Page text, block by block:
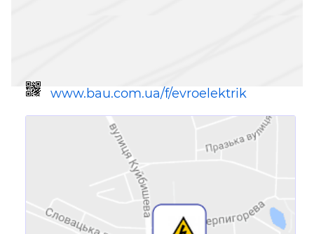
www.bau.com.ua/f/evroelektrik
Посилання для мобільних
пристроїв